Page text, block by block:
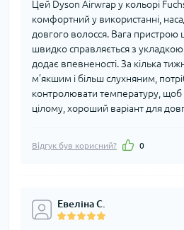
Цей Dyson Airwrap у кольорі
комфортний у використанні,
довгого волосся. Вага пристрою
швидко справляється з
додає впевненості. За кілька
м’якшим і більш слухняним,
контролювати температуру,
цілому, хороший варіант для
Відгук був корисний? 0
Евеліна С.